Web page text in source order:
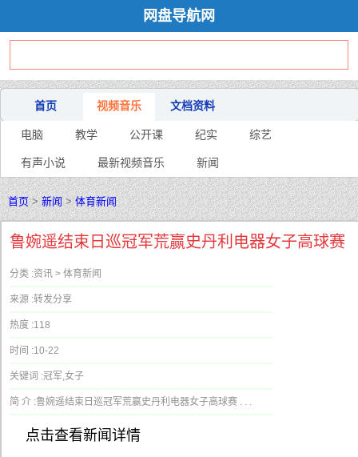
网盘导航网
首页 视频音乐 文档资料
电脑 教学 公开课 纪实 综艺
有声小说 最新视频音乐 新闻
首页>新闻>体育新闻
鲁婉遥结束日巡冠军荒赢史丹利电器女子高球赛
分类 :资讯 > 体育新闻
来源 :转发分享
热度 :118
时间 :10-22
关键词 :冠军,女子
简 介 :鲁婉遥结束日巡冠军荒赢史丹利电器女子高球赛 . . .
点击查看新闻详情